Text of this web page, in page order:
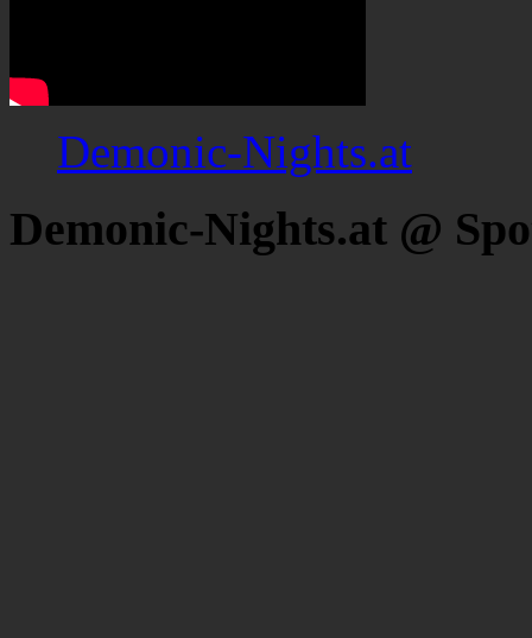
Demonic-Nights.at
Demonic-Nights.at @